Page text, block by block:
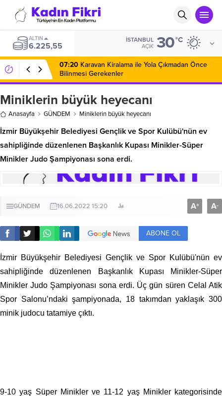
ALTIN
6.225,55
İSTANBUL
AÇIK 30°C
07:20 Karavan Kiralama ile Yola Çıkmadan Önce
Bilinmesi Gerekenler
Miniklerin büyük heyecanı
Anasayfa GÜNDEM Miniklerin büyük heyecanı
İzmir Büyükşehir Belediyesi Gençlik ve Spor Kulübü'nün ev
sahipliğinde düzenlenen Başkanlık Kupası Minikler-Süper
Minikler Judo Şampiyonası sona erdi.
GÜNDEM 16.06.2022 15:20 A+ A-
ABONE OL
İzmir Büyükşehir Belediyesi Gençlik ve Spor Kulübü'nün ev
sahipliğinde düzenlenen Başkanlık Kupası Minikler-Süper
Minikler Judo Şampiyonası sona erdi. Üç gün süren Celal Atik
Spor Salonu’ndaki şampiyonada, 18 takımdan yaklaşık 300
minik judocu tatamiye çıktı.
9-10 yaş Süper Minikler ve 11-12 yaş Minikler kategorisinde